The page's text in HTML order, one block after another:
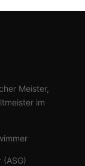
Meister,
im